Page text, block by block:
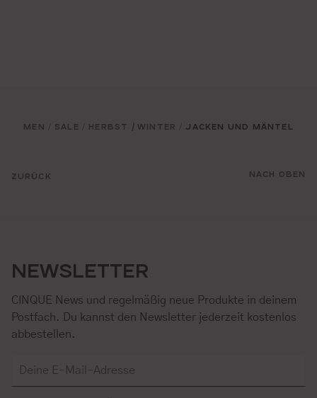
ZURÜCK
MEN SALE HERBST / WINTER JACKEN UND MÄNTEL
NACH OBEN
NEWSLETTER
CINQUE News und regelmäßig neue Produkte in deinem
Postfach. Du kannst den Newsletter jederzeit kostenlos
abbestellen.